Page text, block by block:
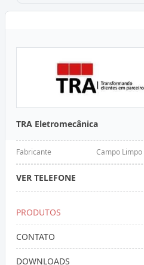
TRA Eletromecânica
Fabricante Campo Limpo
VER TELEFONE
PRODUTOS
CONTATO
DOWNLOADS